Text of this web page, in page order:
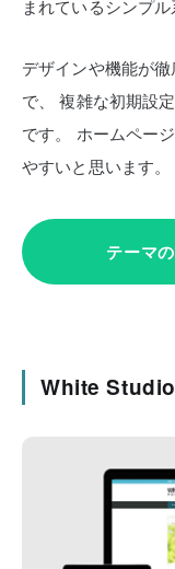
まれているシンプル
デザインや機能が
で、
複雑な初期設
です。
ホームペー
やすいと思います。
テーマ
White Studio